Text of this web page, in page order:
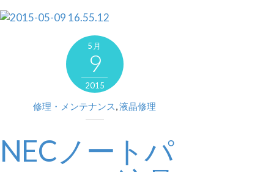
5月
9
2015
修理・メンテナンス,液晶修理
NECノートパ